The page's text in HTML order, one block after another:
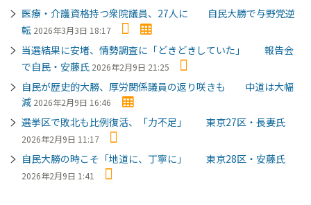
医療・介護資格持つ衆院議員、27人に 自民大勝で与野党逆
転 2026年3月3日 18:17
当選結果に安堵、情勢調査に「どきどきしていた」 報告会
で自民・安藤氏 2026年2月9日 21:25
自民が歴史的大勝、厚労関係議員の返り咲きも 中道は大幅
減 2026年2月9日 16:46
選挙区で敗北も比例復活、「力不足」 東京27区・長妻氏
2026年2月9日 11:17
自民大勝の時こそ「地道に、丁寧に」 東京28区・安藤氏
2026年2月9日 1:41